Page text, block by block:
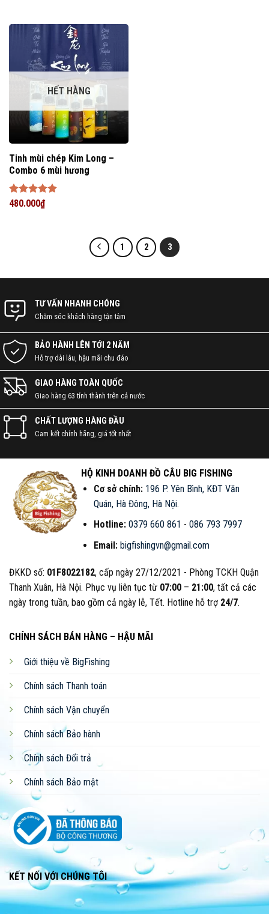
HẾT HÀNG
Tinh mùi chép Kim Long –
Combo 6 mùi hương
Được xếp
480.000₫
1 2 3
TƯ VẤN NHANH CHÓNG
Chăm sóc khách hàng tận tâm
BẢO HÀNH LÊN TỚI 2 NĂM
Hỗ trợ dài lâu, hậu mãi chu đáo
GIAO HÀNG TOÀN QUỐC
Giao hàng 63 tỉnh thành trên cả nước
CHẤT LƯỢNG HÀNG ĐẦU
Cam kết chính hãng, giá tốt nhất
HỘ KINH DOANH ĐỒ CÂU BIG FISHING
Cơ sở chính: 196 P. Yên Bình, KĐT Văn
Quán, Hà Đông, Hà Nội.
Hotline: 0379 660 861 - 086 793 7997
Email: bigfishingvn@gmail.com
ĐKKD số: 01F8022182, cấp ngày 27/12/2021 - Phòng TCKH Quận
Thanh Xuân, Hà Nội. Phục vụ liên tục từ 07:00 – 21:00, tất cả các
ngày trong tuần, bao gồm cả ngày lễ, Tết. Hotline hỗ trợ 24/7.
CHÍNH SÁCH BÁN HÀNG – HẬU MÃI
Giới thiệu về BigFishing
Chính sách Thanh toán
Chính sách Vận chuyển
Chính sách Bảo hành
Chính sách Đổi trả
Chính sách Bảo mật
KẾT NỐI VỚI CHÚNG TÔI